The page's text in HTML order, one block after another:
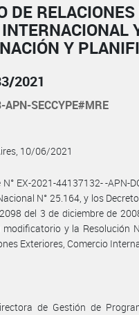
DE
Y
2021
SECCYPE#MRE
10/06/2021
N° EX-2021-44137132- -APN-
N° 25.164, y los
del 3 de diciembre de
y la Resolución
Exteriores, Comercio
de Gestión de